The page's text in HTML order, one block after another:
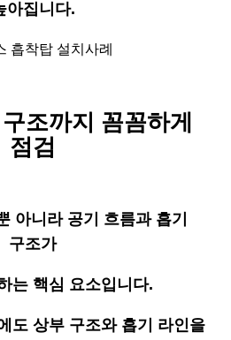
아집니다.
조까지 꼼꼼하게
점검
아니라 공기 흐름과 흡기
구조가
는 핵심 요소입니다.
도 상부 구조와 흡기 라인을